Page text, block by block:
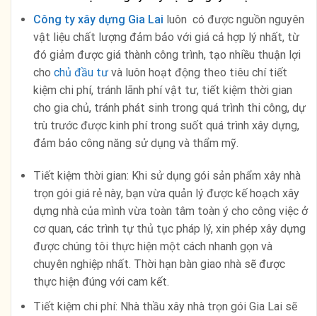
Công ty xây dựng Gia Lai luôn có được nguồn nguyên
vật liệu chất lượng đảm bảo với giá cả hợp lý nhất, từ
đó giảm được giá thành công trình, tạo nhiều thuận lợi
cho chủ đầu tưvà luôn hoạt động theo tiêu chí tiết
kiệm chi phí, tránh lãnh phí vật tư, tiết kiệm thời gian
cho gia chủ, tránh phát sinh trong quá trình thi công, dự
trù trước được kinh phí trong suốt quá trình xây dựng,
đảm bảo công năng sử dụng và thẩm mỹ.
Tiết kiệm thời gian: Khi sử dụng gói sản phẩm xây nhà
trọn gói giá rẻ này, bạn vừa quản lý được kế hoạch xây
dựng nhà của mình vừa toàn tâm toàn ý cho công việc ở
cơ quan, các trình tự thủ tục pháp lý, xin phép xây dựng
được chúng tôi thực hiện một cách nhanh gọn và
chuyên nghiệp nhất. Thời hạn bàn giao nhà sẽ được
thực hiện đúng với cam kết.
Tiết kiệm chi phí: Nhà thầu xây nhà trọn gói Gia Lai sẽ